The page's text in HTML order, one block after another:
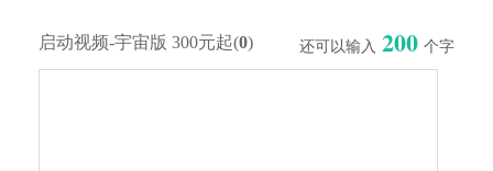
启动视频-宇宙版 300元起(0) 还可以输入 200 个字